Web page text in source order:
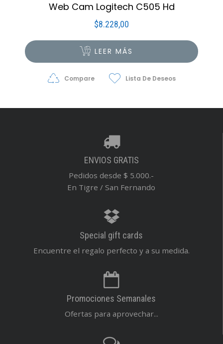
Web Cam Logitech C505 Hd
$8.228,00
LEER MÁS
Compare Lista De Deseos
ENVIOS GRATIS
Pedidos desde $ 5.000.-
En Tigre / San Fernando
Special gift cards
Encuentre el regalo perfecto y a su medida.
Promociones Semanales
Ofertas para aprovechar...